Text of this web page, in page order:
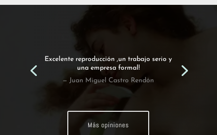
Excelente reproducción ,un trabajo serio y
una empresa formal!
— Juan Miguel Castro Rendón
Más opiniones